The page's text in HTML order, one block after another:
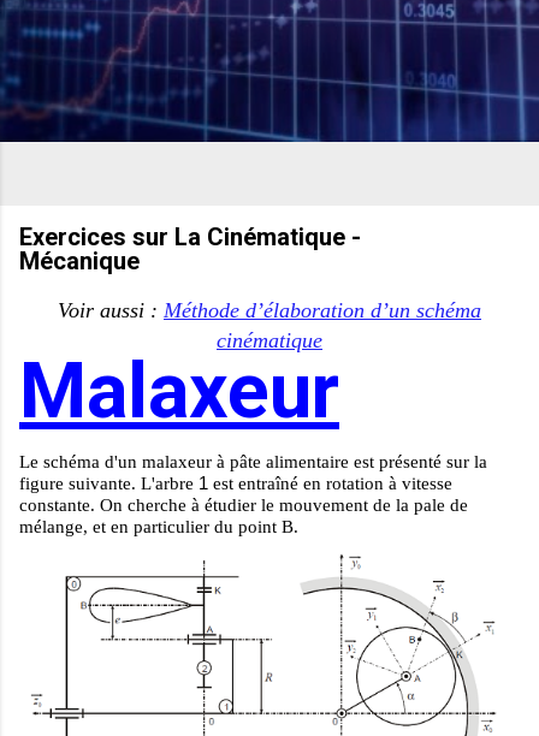
Exercices sur La Cinématique -
Mécanique
Voir aussi : Méthode d’élaboration d’un schéma
cinématique
Malaxeur
Le schéma d'un malaxeur à pâte alimentaire est présenté sur la
figure suivante. L'arbre 1 est entraîné en rotation à vitesse
constante. On cherche à étudier le mouvement de la pale de
mélange, et en particulier du point B.